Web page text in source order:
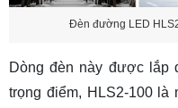
Đèn đường LED
Dòng đèn này được lắp
trọng điểm, HLS2-100